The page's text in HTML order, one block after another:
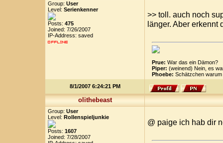
Group: User
Level: Serienkenner
Posts: 475
Joined: 7/26/2007
IP-Address: saved
>> toll. auch noch
länger. Aber erkennt
Prue: War das ein Dämon?
Piper: (weinend) Nein, es
Phoebe: Schätzchen
8/1/2007 6:24:21 PM
olithebeast
Group: User
Level: Rollenspieljunkie
Posts: 1607
Joined: 7/28/2007
@ paige ich hab dir